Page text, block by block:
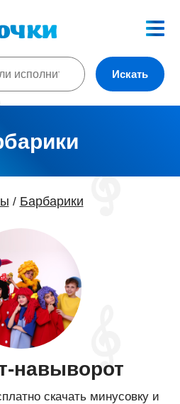
Искать
/ Барбарики
навыворот
скачать минусовку и